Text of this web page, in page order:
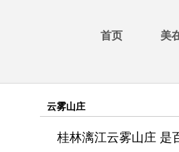
首页 美
云雾山庄
桂林漓江云雾山庄 是